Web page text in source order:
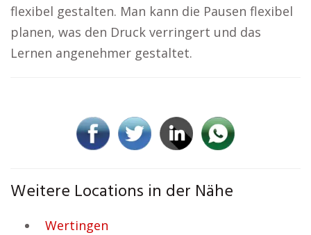
flexibel gestalten. Man kann die Pausen flexibel
planen, was den Druck verringert und das
Lernen angenehmer gestaltet.
Weitere Locations in der Nähe
Wertingen